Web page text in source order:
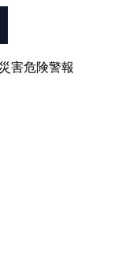
害危険警報